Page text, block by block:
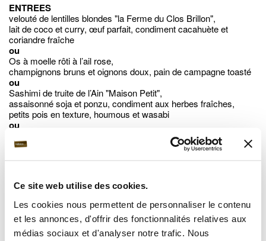
Ce site web utilise des cookies.
Les cookies nous permettent de personnaliser le contenu
et les annonces, d'offrir des fonctionnalités relatives aux
médias sociaux et d'analyser notre trafic. Nous
ENTREES
velouté de lentilles blondes "la Ferme du Clos Brillon",
lait de coco et curry, œuf parfait, condiment cacahuète et
coriandre fraîche
ou
Os à moelle rôti à l’ail rose,
champignons bruns et oignons doux, pain de campagne toasté
ou
Sashimi de truite de l’Ain "Maison Petit",
assaisonné soja et ponzu, condiment aux herbes fraîches,
petits pois en texture, houmous et wasabi
ou
Terrine de foie gras de canard maison au naturel,
confit d’oignons au marc de Gewurztraminer, pain d’épices rôti -
*******
PLAT
Suprême de volaille "jaune" basse température,
purée d’artichauts tartufata, légumes rôtis, jus court